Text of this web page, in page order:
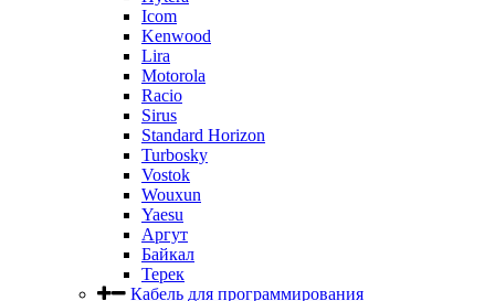
Icom
Kenwood
Lira
Motorola
Racio
Sirus
Standard Horizon
Turbosky
Vostok
Wouxun
Yaesu
Аргут
Байкал
Терек
Кабель для программирования